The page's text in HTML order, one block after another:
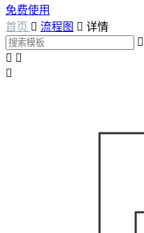
免费使用
首页  流程图  详情

 
